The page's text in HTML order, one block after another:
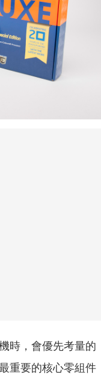
時，會優先考量的
重要的核心零組件